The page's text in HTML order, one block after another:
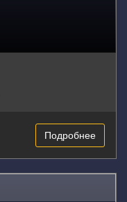
Подробнее